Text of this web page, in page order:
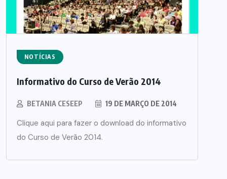
NOTÍCIAS
Informativo do Curso de Verão 2014
BETANIA CESEEP 19 DE MARÇO DE 2014
Clique aqui para fazer o download do informativo
do Curso de Verão 2014.